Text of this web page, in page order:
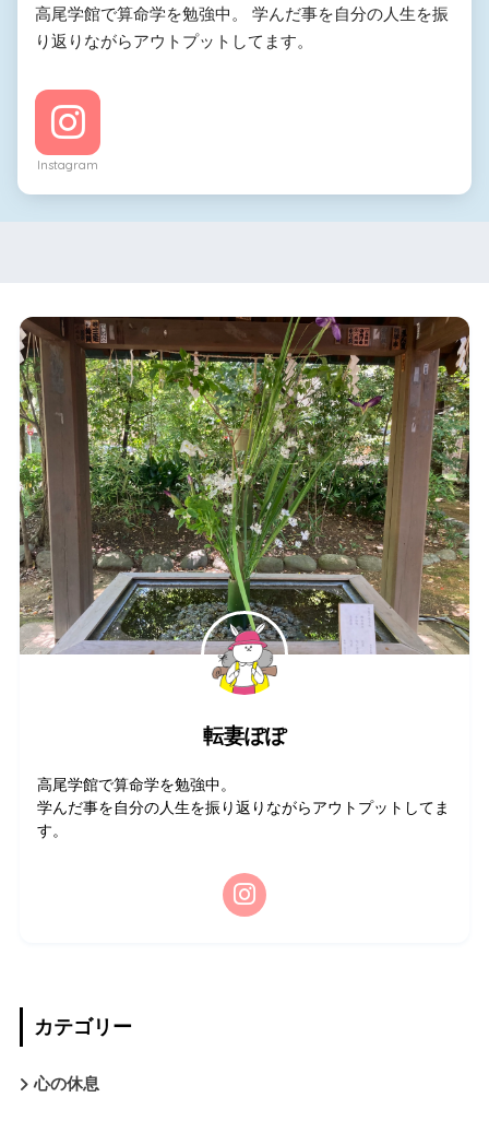
高尾学館で算命学を勉強中。 学んだ事を自分の人生を振
り返りながらアウトプットしてます。
Instagram
転妻ぽぽ
高尾学館で算命学を勉強中。
学んだ事を自分の人生を振り返りながらアウトプットしてま
す。
カテゴリー
心の休息